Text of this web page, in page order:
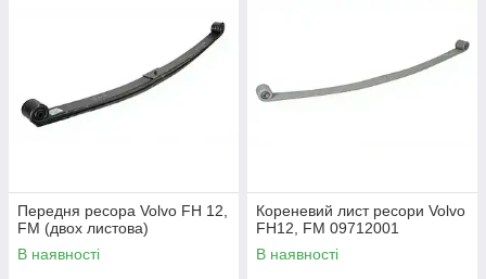
Передня ресора Volvo FH 12,
FM (двох листова)
В наявності
Кореневий лист ресори Volvo
FH12, FM 09712001
В наявності